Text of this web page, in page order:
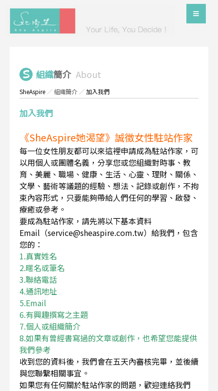
組織簡介 About
SheAspire ／組織簡介 ／加入我們
加入我們
《SheAspire她渴望》誠徵女性駐站作家
每一位女性朋友都可以來這裡申請成為駐站作家，可
以用個人或團體名義，分享您或您組織對時事、教
育、美麗、職場、健康、生活、心靈、理財、關係、
文學、藝術等議題的經驗、想法、記錄或創作，不拘
束內容形式，只要能夠帶給人們任何的學習、啟發、
療癒或參考。
要成為駐站作家，請先將以下基本資料
Email（service@sheaspire.com.tw）給我們，包含
您的：
1.真實姓名
2.暱名或筆名
3.聯絡電話
4.通訊地址
5.Email
6.有興趣撰寫之主題
7.個人或組織簡介
8.如果有曾經書寫過的文章或創作，也希望您能提供
我們參考
收到您的資料後，我們會在五天內審核完畢，並後續
與您聯繫相關事宜。
如果您有任何關於駐站作家的問題，歡迎連絡我們